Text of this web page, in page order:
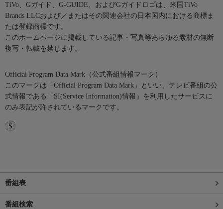
TiVo、Gガイド、G-GUIDE、およびGガイドロゴは、米国TiVo
Brands LLCおよび／またはその関連会社の日本国内における商標ま
たは登録商標です。
このホームページに掲載している記事・写真等あらゆる素材の無断
複写・転載を禁じます。
Official Program Data Mark（公式番組情報マーク）
このマークは「Official Program Data Mark」といい、テレビ番組の公
式情報である「SI(Service Information)情報」を利用したサービスに
のみ表記が許されているマークです。
番組表
番組検索